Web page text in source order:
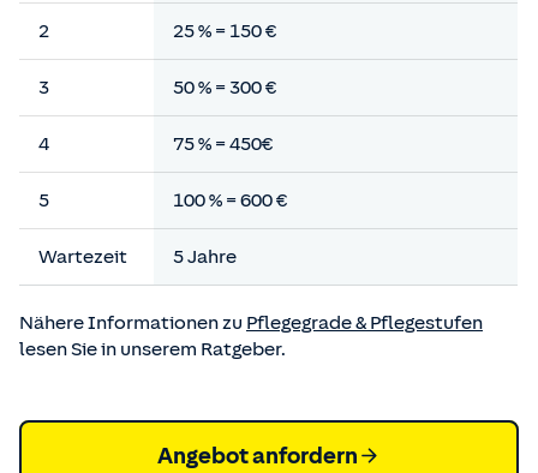
2 25 % = 150 €
3 50 % = 300 €
4 75 % = 450€
5 100 % = 600 €
Wartezeit 5 Jahre
Nähere Informationen zu Pflegegrade & Pflegestufen
lesen Sie in unserem Ratgeber.
Angebot anfordern